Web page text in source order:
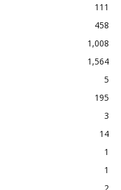
111
458
1,008
1,564
5
195
3
14
1
1